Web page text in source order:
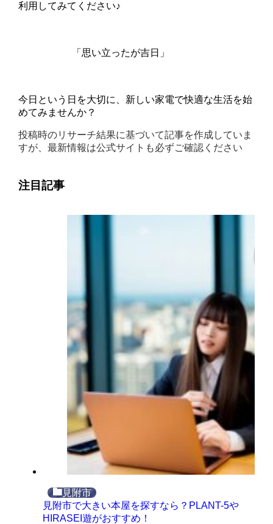
利用してみてください♪
「思い立ったが吉日」
今日という日を大切に、新しい家電で快適な生活を始
めてみませんか？
投稿時のリサーチ結果に基づいて記事を作成していま
すが、最新情報は公式サイトも必ずご確認ください
注目記事
見附市
見附市で大きい本屋を探すなら？PLANT-5や
HIRASEI遊がおすすめ！